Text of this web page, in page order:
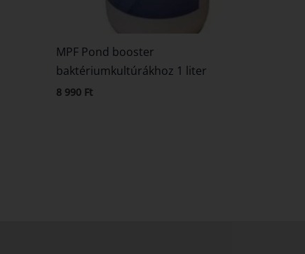
MPF Pond booster
baktériumkultúrákhoz 1 liter
8 990 Ft